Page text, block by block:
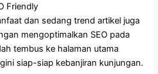
Friendly
dan sedang trend artikel juga
mengoptimalkan SEO pada
tembus ke halaman utama
siap-siap kebanjiran kunjungan.